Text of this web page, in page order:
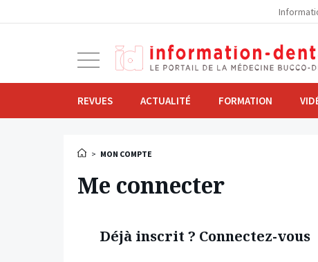
navigation
REVUES ACTUALITÉ FORMATION
> MON COMPTE
Me connecter
Déjà inscrit ? Connectez-vous